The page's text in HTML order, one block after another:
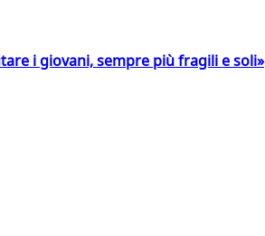
i giovani, sempre più fragili e soli»